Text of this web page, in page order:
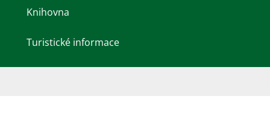
Knihovna
Turistické informace